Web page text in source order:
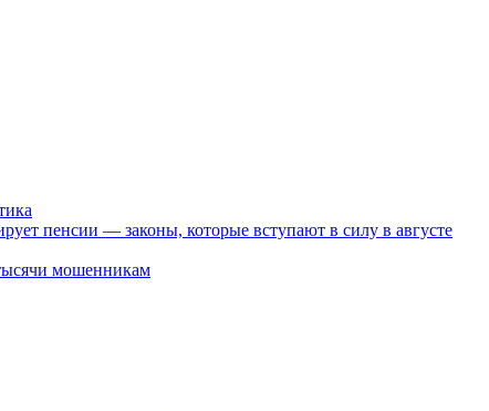
пенсии — законы, которые вступают в силу в августе
мошенникам